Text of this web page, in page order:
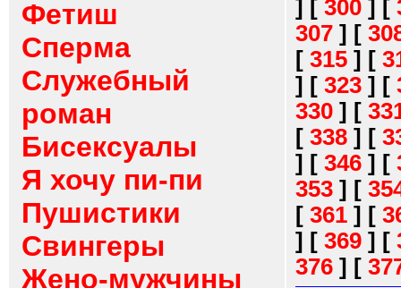
Фетиш
Сперма
Служебный
роман
Бисексуалы
Я хочу пи-пи
Пушистики
Свингеры
Жено-мужчины
] [ 300 ] [
307 ] [
[ 315 ] [
] [ 323 ] [
330 ] [
[ 338 ] [
] [ 346 ] [
353 ] [
[ 361 ] [
] [ 369 ] [
376 ] [